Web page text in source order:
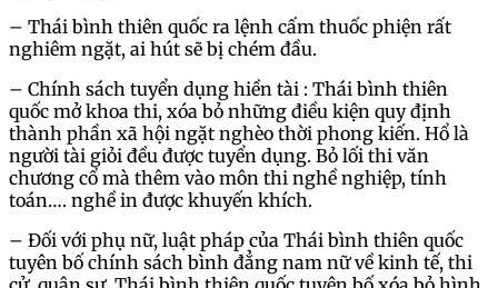
– Thái bình thiên quốc ra lệnh cấm thuốc phiện rất
nghiêm ngặt, ai hút sẽ bị chém đầu.
– Chính sách tuyển dụng hiền tài : Thái bình thiên
quốc mở khoa thi, xóa bỏ những điều kiện quy định
thành phần xã hội ngặt nghèo thời phong kiến. Hổ là
người tài giỏi đều được tuyển dụng. Bỏ lối thi văn
chương cổ mà thêm vào môn thi nghề nghiệp, tính
toán…. nghề in được khuyến khích.
– Đối với phụ nữ, luật pháp của Thái bình thiên quốc
tuyên bố chính sách bình đẳng nam nữ về kinh tế, thi